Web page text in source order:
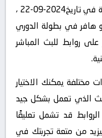
قائمة المباريات المباشرة المتاحة في تاريخ2024-09-22 ،
هافر في بطولة الدوري
روابط للبث المباشر
مختلفة يمكنك الاختيار
الذي تعمل بشكل جيد
قد تشمل تعليقًا
من متعة تجربتك في